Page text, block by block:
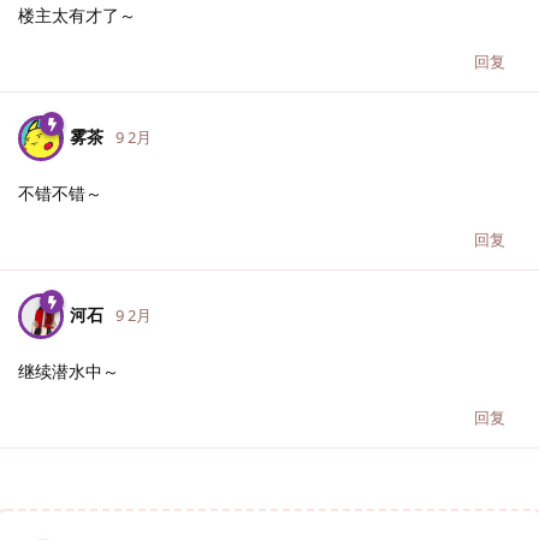
楼主太有才了～
回复
雾茶 9 2月
不错不错～
回复
河石 9 2月
继续潜水中～
回复